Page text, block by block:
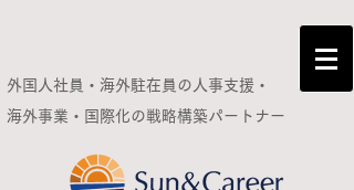
外国人社員・海外駐在員の人事支援・
海外事業・国際化の戦略構築パートナー